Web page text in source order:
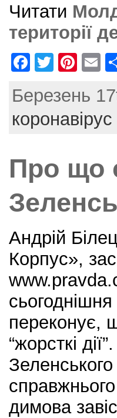
Читати
території
F
c
e
o
k
T
itt
er
Pi
er
e
E
ai
l
Березень
коронавірус
Про що
Андрій
Корпус»,
переконує,
“жорсткі
димова